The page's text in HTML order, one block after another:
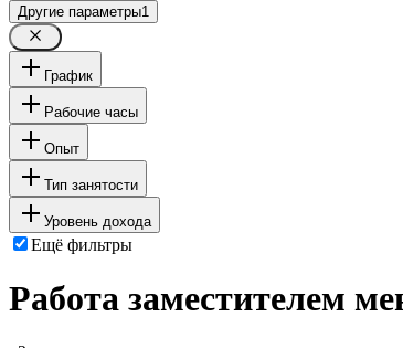
Другие параметры1
График
Рабочие часы
Опыт
Тип занятости
Уровень дохода
Ещё фильтры
Работа заместителем